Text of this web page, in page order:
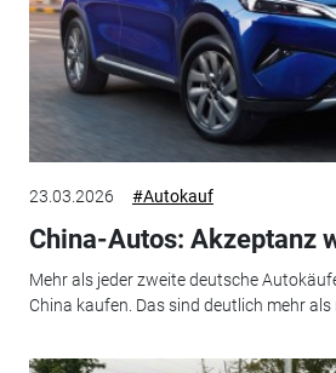
23.03.2026 #Autokauf
China-Autos: Akzeptanz
Mehr als jeder zweite deutsche
China kaufen. Das sind deutlich mehr